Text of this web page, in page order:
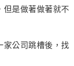
是做著做著就不
公司跳槽後，找